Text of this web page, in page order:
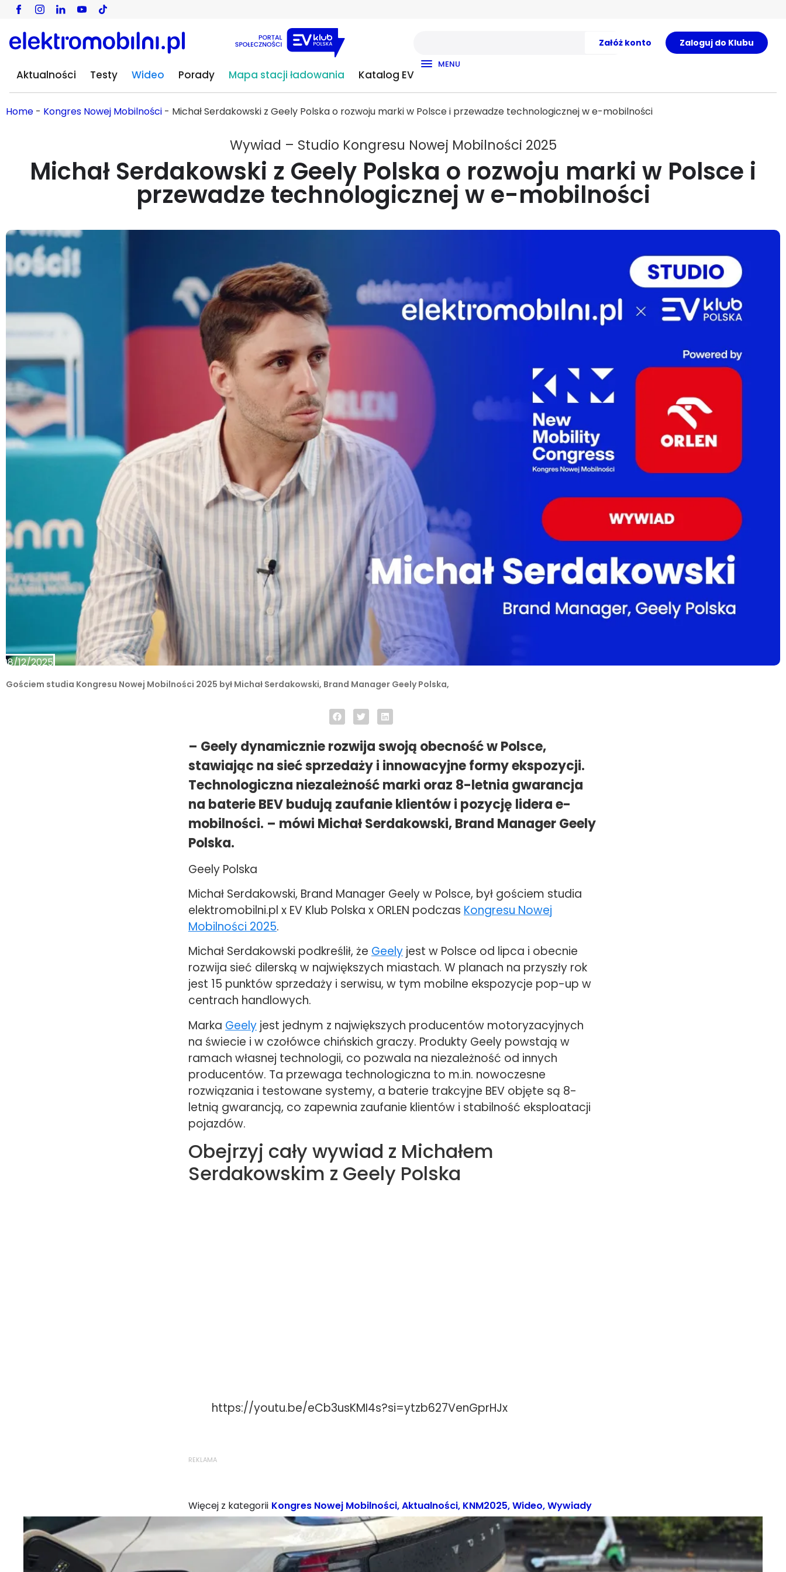
Załóż konto Zaloguj do Klubu
Aktualności Testy Wideo Porady Mapa stacji ładowania Katalog EV
MENU
Home - Kongres Nowej Mobilności - Michał Serdakowski z Geely Polska o rozwoju marki w Polsce i przewadze technologicznej w e-mobilności
Wywiad – Studio Kongresu Nowej Mobilności 2025
Michał Serdakowski z Geely Polska o rozwoju marki w Polsce i
przewadze technologicznej w e-mobilności
08/12/2025
Gościem studia Kongresu Nowej Mobilności 2025 był Michał Serdakowski, Brand Manager Geely Polska,
– Geely dynamicznie rozwija swoją obecność w Polsce,
stawiając na sieć sprzedaży i innowacyjne formy ekspozycji.
Technologiczna niezależność marki oraz 8-letnia gwarancja
na baterie BEV budują zaufanie klientów i pozycję lidera e-
mobilności. – mówi Michał Serdakowski, Brand Manager Geely
Polska.
Geely Polska
Michał Serdakowski, Brand Manager Geely w Polsce, był gościem studia
elektromobilni.pl x EV Klub Polska x ORLEN podczas Kongresu Nowej
Mobilności 2025.
Michał Serdakowski podkreślił, że Geely jest w Polsce od lipca i obecnie
rozwija sieć dilerską w największych miastach. W planach na przyszły rok
jest 15 punktów sprzedaży i serwisu, w tym mobilne ekspozycje pop-up w
centrach handlowych.
Marka Geely jest jednym z największych producentów motoryzacyjnych
na świecie i w czołówce chińskich graczy. Produkty Geely powstają w
ramach własnej technologii, co pozwala na niezależność od innych
producentów. Ta przewaga technologiczna to m.in. nowoczesne
rozwiązania i testowane systemy, a baterie trakcyjne BEV objęte są 8-
letnią gwarancją, co zapewnia zaufanie klientów i stabilność eksploatacji
pojazdów.
Obejrzyj cały wywiad z Michałem
Serdakowskim z Geely Polska
https://youtu.be/eCb3usKMI4s?si=ytzb627VenGprHJx
REKLAMA
Więcej z kategorii Kongres Nowej Mobilności,Aktualności, KNM2025,Wideo,Wywiady